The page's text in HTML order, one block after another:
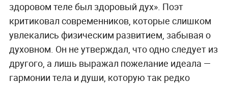
здоровом теле был здоровый дух». Поэт
критиковал современников, которые слишком
увлекались физическим развитием, забывая о
духовном. Он не утверждал, что одно следует из
другого, а лишь выражал пожелание идеала —
гармонии тела и души, которую так редко